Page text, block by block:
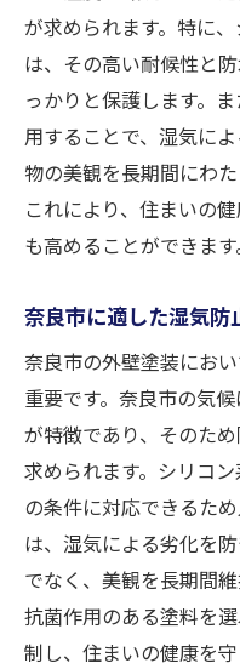
が求められます。特に
は、その高い耐候性と
っかりと保護します。
用することで、湿気に
物の美観を長期間にわ
これにより、住まいの
も高めることができます
奈良市に適した湿気防
奈良市の外壁塗装にお
重要です。奈良市の気
が特徴であり、そのた
求められます。シリコ
の条件に対応できるた
は、湿気による劣化を
でなく、美観を長期間
抗菌作用のある塗料を
制し、住まいの健康を